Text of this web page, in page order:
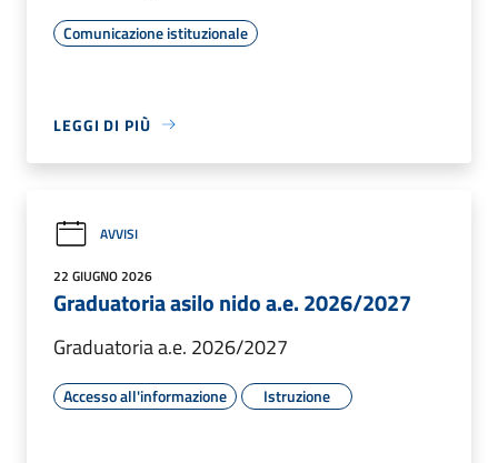
Comunicazione istituzionale
LEGGI DI PIÙ
AVVISI
22 GIUGNO 2026
Graduatoria asilo nido a.e. 2026/2027
Graduatoria a.e. 2026/2027
Accesso all'informazione Istruzione